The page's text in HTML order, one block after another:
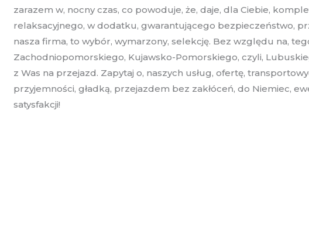
zarazem w, nocny czas, co powoduje, że, daje, dla Ciebie,
relaksacyjnego, w dodatku, gwarantującego bezpieczeństwo,
nasza firma, to wybór, wymarzony, selekcję. Bez względu na,
Zachodniopomorskiego, Kujawsko-Pomorskiego, czyli,
z Was na przejazd. Zapytaj o, naszych usług, ofertę,
przyjemności, gładką, przejazdem bez zakłóceń, do Niemiec,
satysfakcji!